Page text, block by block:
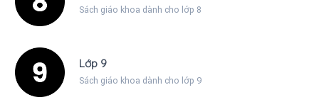
Sách giáo khoa dành cho lớp 8
Lớp 9
Sách giáo khoa dành cho lớp 9